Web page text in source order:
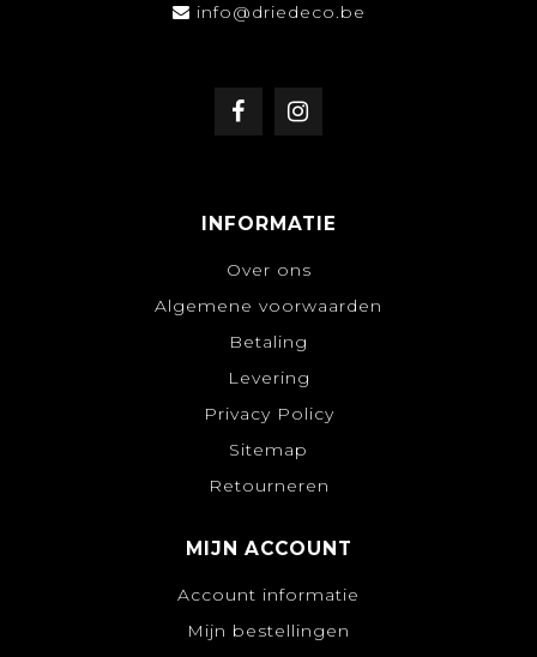
info@driedeco.be
INFORMATIE
Over ons
Algemene voorwaarden
Betaling
Levering
Privacy Policy
Sitemap
Retourneren
MIJN ACCOUNT
Account informatie
Mijn bestellingen